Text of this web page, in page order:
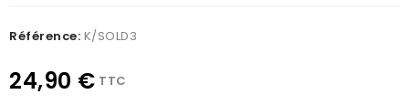
Référence: K/SOLD3
24,90 € TTC